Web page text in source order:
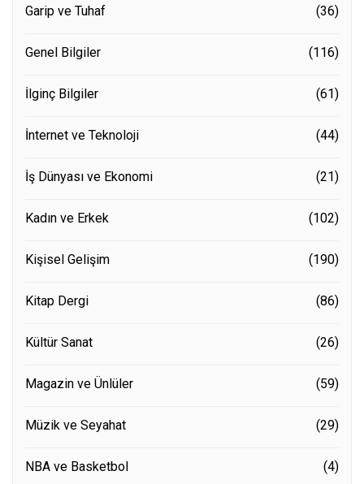
Garip ve Tuhaf (36)
Genel Bilgiler (116)
İlginç Bilgiler (61)
İnternet ve Teknoloji (44)
İş Dünyası ve Ekonomi (21)
Kadın ve Erkek (102)
Kişisel Gelişim (190)
Kitap Dergi (86)
Kültür Sanat (26)
Magazin ve Ünlüler (59)
Müzik ve Seyahat (29)
NBA ve Basketbol (4)